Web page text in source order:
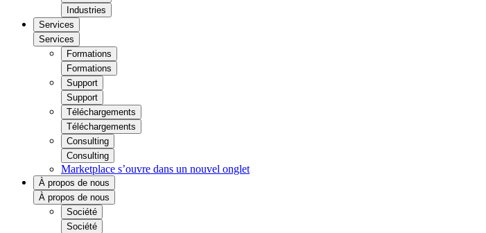
Industries
Services
Services
Formations
Formations
Support
Support
Téléchargements
Téléchargements
Consulting
Consulting
Marketplace s’ouvre dans un nouvel onglet
À propos de nous
À propos de nous
Société
Société